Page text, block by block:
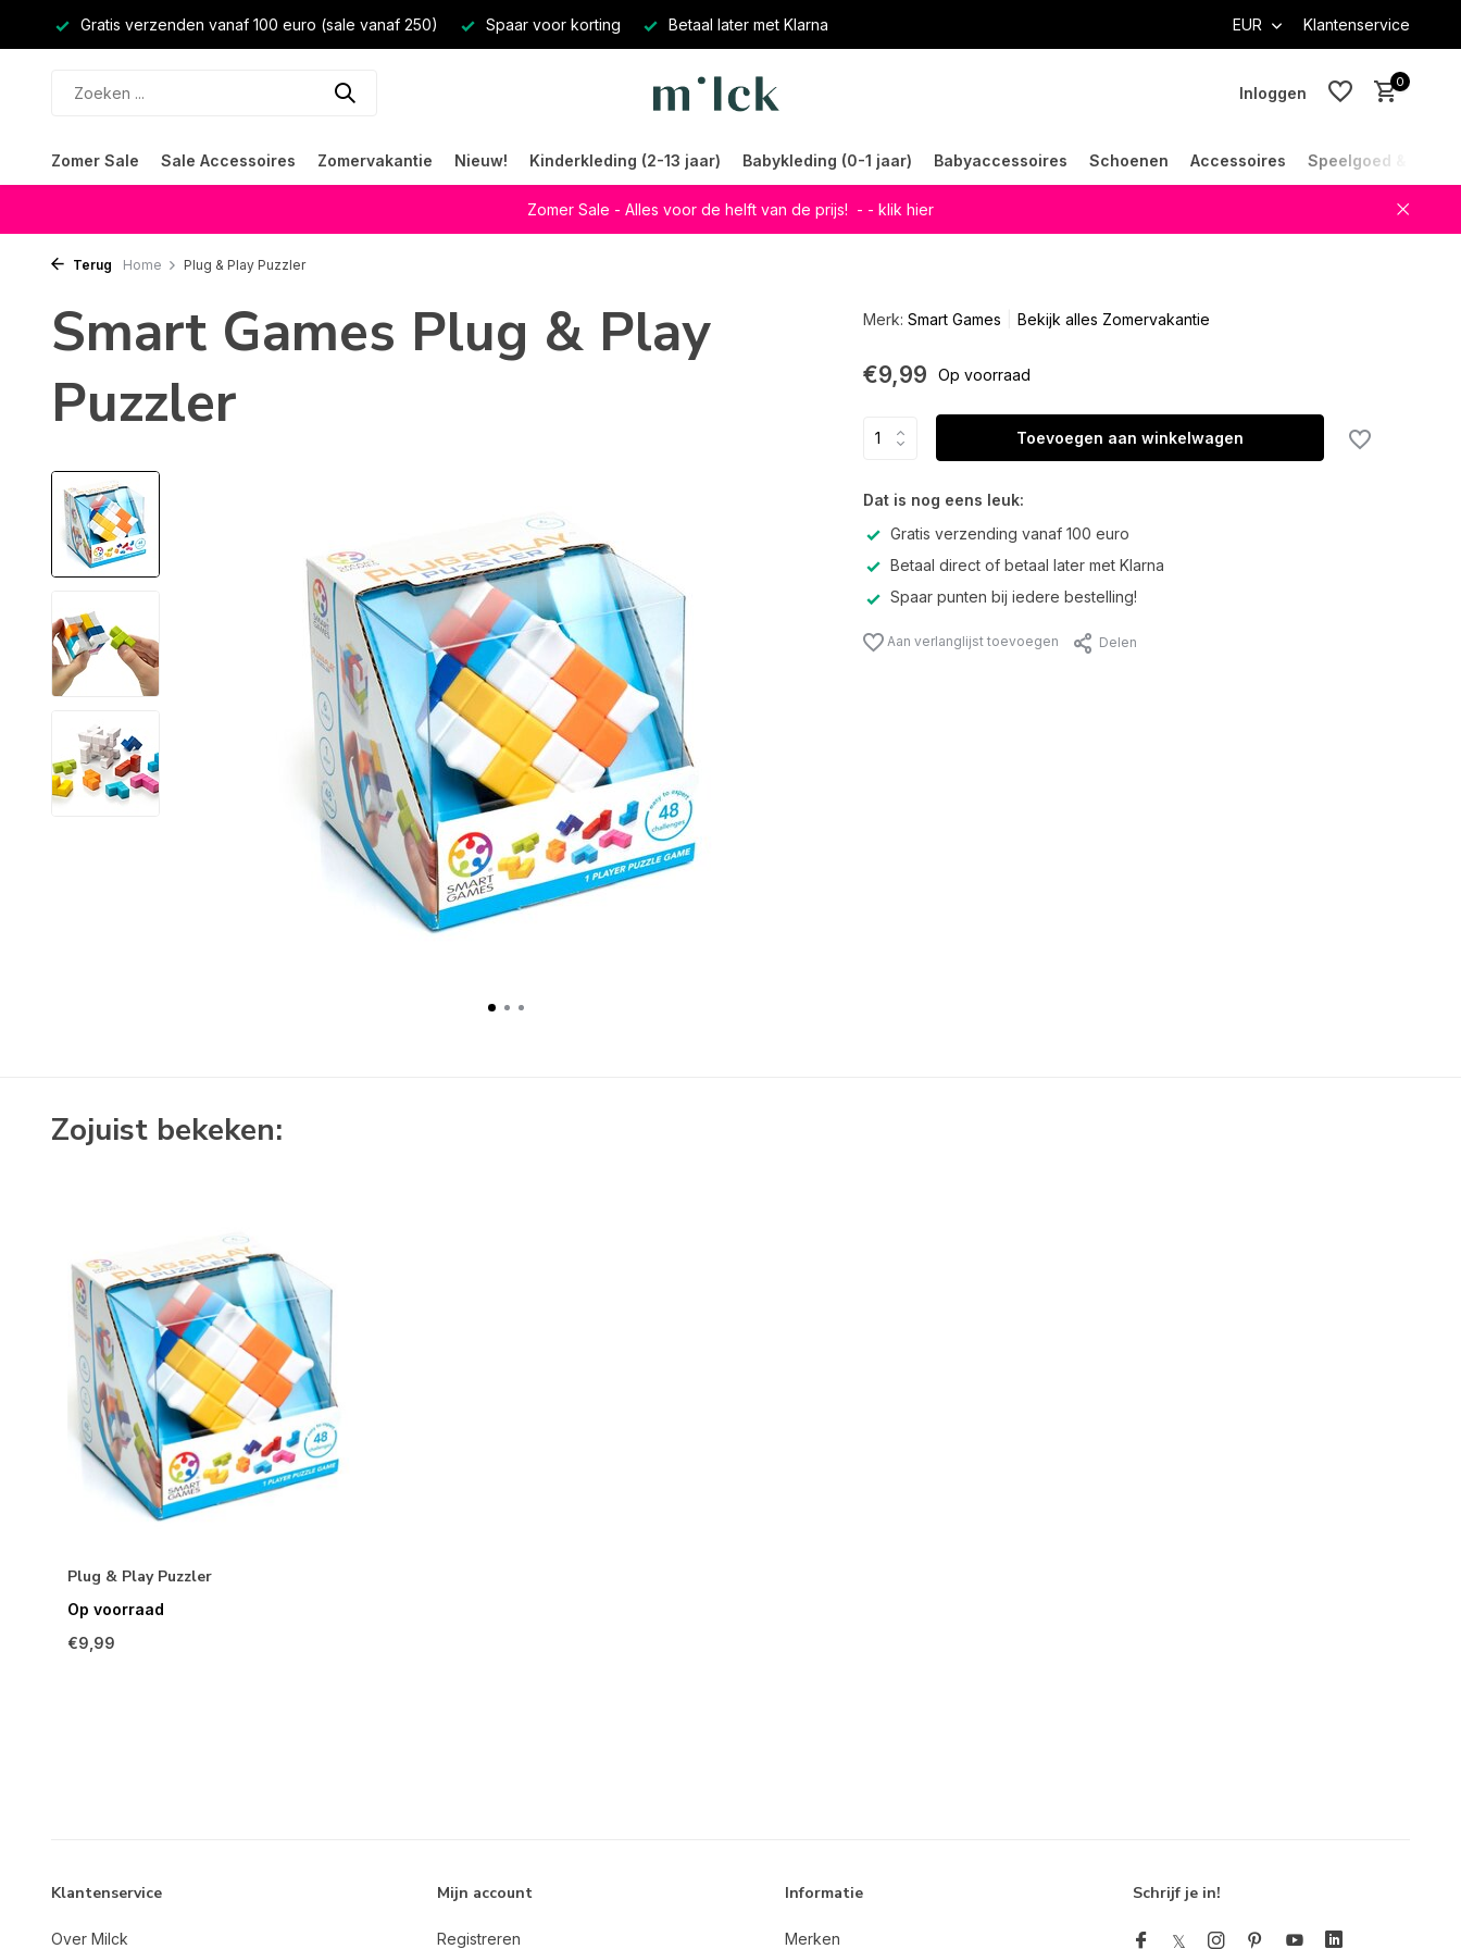
Gratis verzenden vanaf 100 euro (sale vanaf 250) Spaar voor korting Betaal later met Klarna EUR Klantenservice
Inloggen
0
Zomer Sale Sale Accessoires Zomervakantie Nieuw! Kinderkleding (2-13 jaar) Babykleding (0-1 jaar) Babyaccessoires Schoenen Accessoires Speelgoed &
Zomer Sale - Alles voor de helft van de prijs! - - klik hier
Terug Home Plug & Play Puzzler
Smart Games Plug & Play
Puzzler
Merk: Smart Games Bekijk alles Zomervakantie
€9,99 Op voorraad
Toevoegen aan winkelwagen
Dat is nog eens leuk:
Gratis verzending vanaf 100 euro
Betaal direct of betaal later met Klarna
Spaar punten bij iedere bestelling!
Aan verlanglijst toevoegen Delen
Zojuist bekeken:
Plug & Play Puzzler
Op voorraad
€9,99
Klantenservice
Over Milck
Mijn account
Registreren
Informatie
Merken
Schrijf je in!